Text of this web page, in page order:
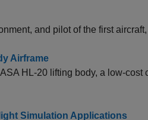
and pilot of the first
Airframe
HL-20 lifting body, a low-cost
Simulation Applications